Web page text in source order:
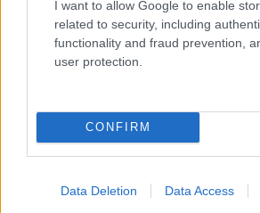
I want to allow Google to enable
related to security, including
functionality and fraud prevention,
user protection.
CONFIRM
Data Deletion Data Access